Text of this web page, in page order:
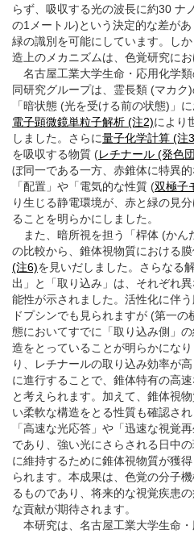
らず、吸収する光の波長に約30 ナ
の1メートル)という決定的な差が
緑の識別を可能にしています。し
造上のメカニズムは、色覚研究に
名古屋工業大学生命・応用化学
同研究グループは、霊長類 (マカク
「暗状態 (光を受ける前の状態)」
電子顕微鏡単粒子解析 (注2)により
しました。さらに量子化学計算 (注
を吸収する物質 (レチナール (発色
ぼ同一である一方、赤錐体に特異
「配置」や「電気的な性質 (双極子
り生じる静電環境が、赤と緑の見
ることを明らかにしました。
また、暗所視を担う「桿体 (かん
の比較から、錐体視物質における
(注6)を見いだしました。さらなる
出」と「取り込み」は、それぞれ
能性が示されました。活性化に伴
ドプシンでも見られますが (第一
態においてすでに「取り込み側」
造をとっていることが明らかにな
り、レチナールの取り込み効率が
に進行することで、錐体特有の高
と考えられます。加えて、錐体視
い柔軟な構造をとる性質も確認さ
「高速な光応答」や「迅速な視覚
であり、強い光にさらされる日中
に維持するために錐体視物質が獲
られます。本成果は、色覚の分子
るものであり、将来的な視覚疾患
な貢献が期待されます。
本研究は、名古屋工業大学生命